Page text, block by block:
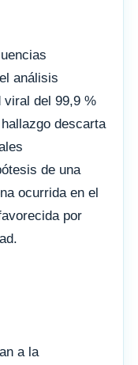
análisis
viral del 99,9 %
descarta
de una
ocurrida en el
por
a la